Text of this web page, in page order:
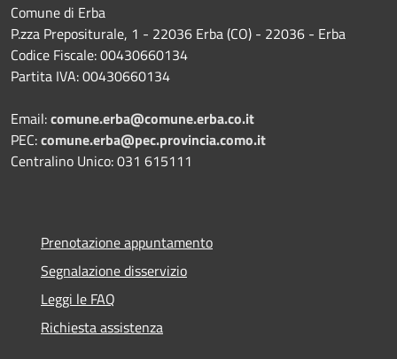
Comune di Erba
P.zza Prepositurale, 1 - 22036 Erba (CO) - 22036 - Erba
Codice Fiscale: 00430660134
Partita IVA: 00430660134
Email:comune.erba@comune.erba.co.it
PEC:comune.erba@pec.provincia.como.it
Centralino Unico: 031 615111
Prenotazione appuntamento
Segnalazione disservizio
Leggi le FAQ
Richiesta assistenza